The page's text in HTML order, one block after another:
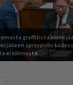
graffitista kiinni
jälleen spraypullo
ei kiinnosta